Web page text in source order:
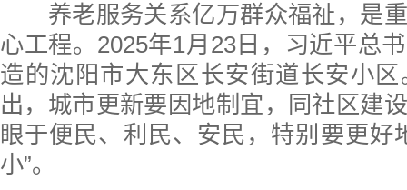
养老服务关系亿万群众福祉，是重
心工程。2025年1月23日，习近平总
造的沈阳市大东区长安街道长安小
出，城市更新要因地制宜，同社区建
眼于便民、利民、安民，特别要更好
小”。